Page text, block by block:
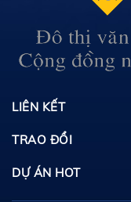
LIÊN KẾT
TRAO ĐỔI
DỰ ÁN HOT